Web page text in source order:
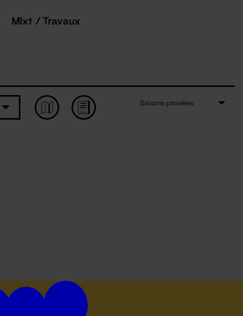
Mixt / Travaux
Saisons passées